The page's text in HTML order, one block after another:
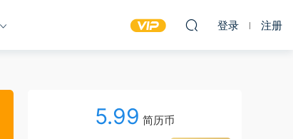
登录 注册
5.99 简历币